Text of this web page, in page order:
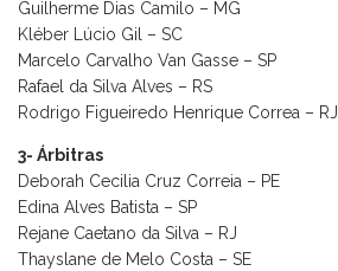
Guilherme Dias Camilo – MG
Kléber Lúcio Gil – SC
Marcelo Carvalho Van Gasse – SP
Rafael da Silva Alves – RS
Rodrigo Figueiredo Henrique Correa – RJ
3- Árbitras
Deborah Cecilia Cruz Correia – PE
Edina Alves Batista – SP
Rejane Caetano da Silva – RJ
Thayslane de Melo Costa – SE